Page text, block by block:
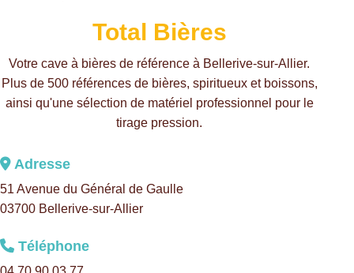
Total Bières
Votre cave à bières de référence à Bellerive-sur-Allier.
Plus de 500 références de bières, spiritueux et boissons,
ainsi qu'une sélection de matériel professionnel pour le
tirage pression.
Adresse
51 Avenue du Général de Gaulle
03700 Bellerive-sur-Allier
Téléphone